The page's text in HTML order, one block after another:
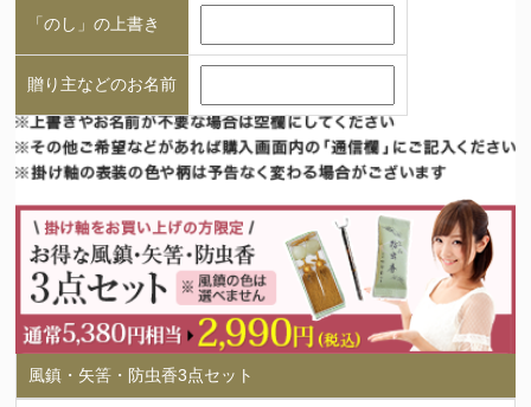
「のし」の上書き
贈り主などのお名前
風鎮・矢筈・防虫香3点セット